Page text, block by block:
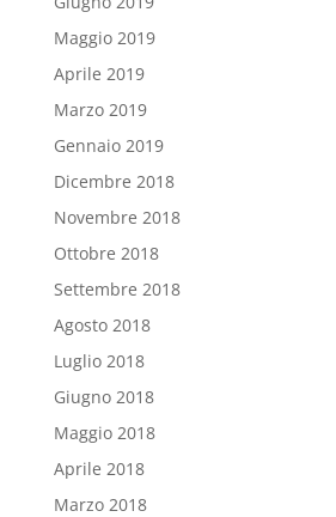
Maggio 2019
Aprile 2019
Marzo 2019
Gennaio 2019
Dicembre 2018
Novembre 2018
Ottobre 2018
Settembre 2018
Agosto 2018
Luglio 2018
Giugno 2018
Maggio 2018
Aprile 2018
Marzo 2018